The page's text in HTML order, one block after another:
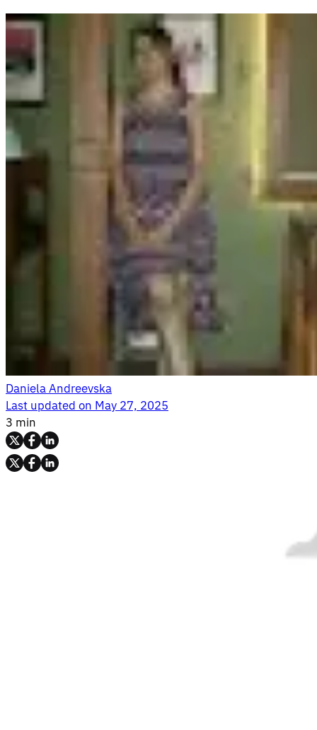
Daniela Andreevska
Last updated onMay 27, 2025
3 min